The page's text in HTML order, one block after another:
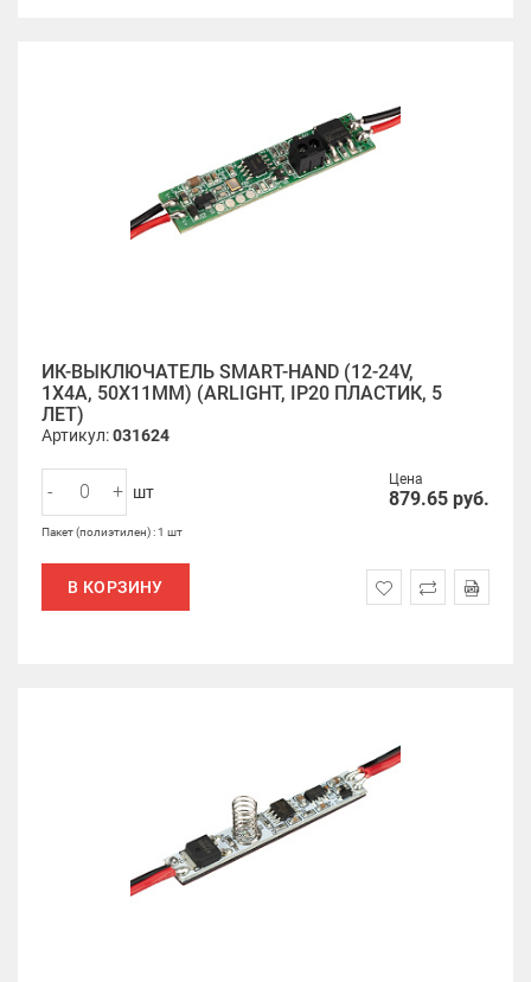
ИК-ВЫКЛЮЧАТЕЛЬ SMART-HAND (12-24V,
1Х4А, 50X11MM) (ARLIGHT, IP20 ПЛАСТИК, 5
ЛЕТ)
Артикул:031624
Цена
879.65 руб.
- + шт
Пакет (полиэтилен) : 1 шт
В КОРЗИНУ